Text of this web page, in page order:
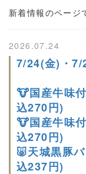
新着情報のページ
2026.07.24
7/24(金)・
🐮国産牛味
込270円)
🐮国産牛
込270円)
🐷天城黒
込237円)